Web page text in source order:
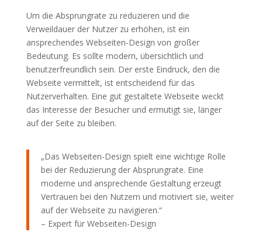
Um die Absprungrate zu reduzieren und die
Verweildauer der Nutzer zu erhöhen, ist ein
ansprechendes Webseiten-Design von großer
Bedeutung. Es sollte modern, übersichtlich und
benutzerfreundlich sein. Der erste Eindruck, den die
Webseite vermittelt, ist entscheidend für das
Nutzerverhalten. Eine gut gestaltete Webseite weckt
das Interesse der Besucher und ermutigt sie, länger
auf der Seite zu bleiben.
„Das Webseiten-Design spielt eine wichtige Rolle
bei der Reduzierung der Absprungrate. Eine
moderne und ansprechende Gestaltung erzeugt
Vertrauen bei den Nutzern und motiviert sie, weiter
auf der Webseite zu navigieren.“
– Expert für Webseiten-Design